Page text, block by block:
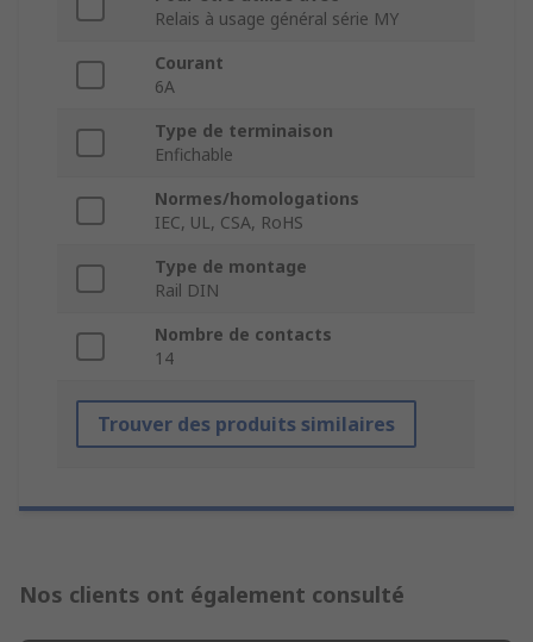
Relais à usage général série MY
Courant
6A
Type de terminaison
Enfichable
Normes/homologations
IEC, UL, CSA, RoHS
Type de montage
Rail DIN
Nombre de contacts
14
Trouver des produits similaires
Nos clients ont également consulté